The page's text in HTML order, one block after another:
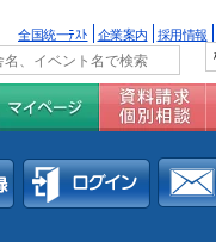
全国統一ﾃｽﾄ 企業案内 採用情報